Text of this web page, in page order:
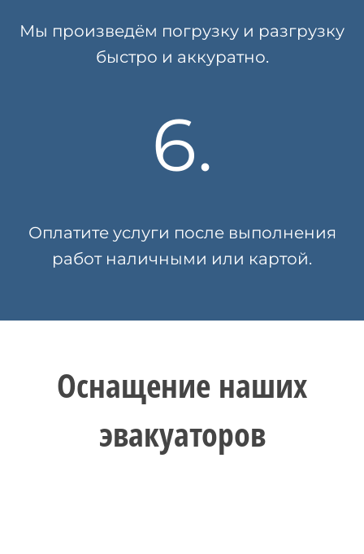
Мы произведём погрузку и разгрузку
быстро и аккуратно.
6.
Оплатите услуги после выполнения
работ наличными или картой.
Оснащение наших
эвакуаторов